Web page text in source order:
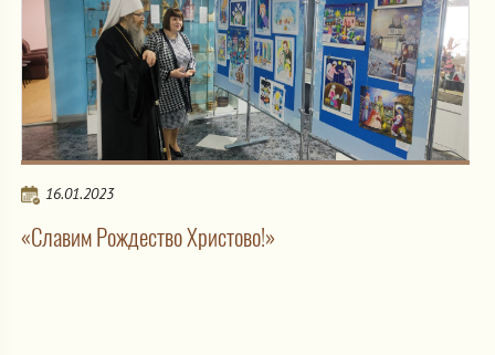
16.01.2023
«Славим Рождество Христово!»